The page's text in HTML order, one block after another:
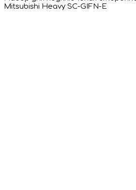
Mitsubishi Heavy SC-GIFN-E